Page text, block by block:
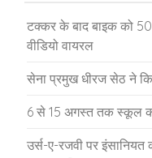
टक्कर के बाद बाइक को
वीडियो वायरल
सेना प्रमुख धीरज सेठ ने
6 से 15 अगस्त तक स्कूल
उर्स-ए-रजवी पर इंसानियत